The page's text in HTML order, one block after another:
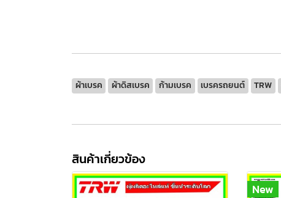
ผ้าเบรค ผ้าดิสเบรค ก้ามเบรค เบรครถยนต์ TRW
สินค้าเกี่ยวข้อง
New